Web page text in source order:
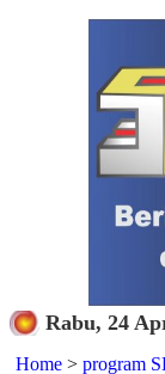
Rabu, 24
Home> program